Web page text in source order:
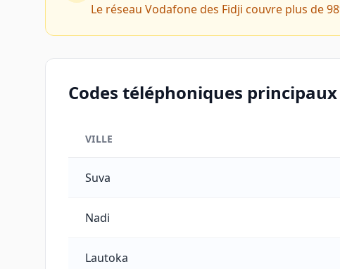
Le réseau Vodafone des Fidji couvre plus de
Codes téléphoniques
VILLE
Suva
Nadi
Lautoka